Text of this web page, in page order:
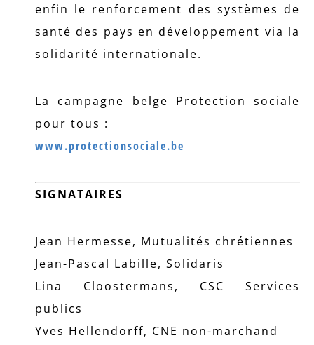
enfin le renforcement des systèmes de
santé des pays en développement via la
solidarité internationale.
La campagne belge Protection sociale
pour tous :
www.protectionsociale.be
SIGNATAIRES
Jean Hermesse, Mutualités chrétiennes
Jean-Pascal Labille, Solidaris
Lina Cloostermans, CSC Services
publics
Yves Hellendorff, CNE non-marchand